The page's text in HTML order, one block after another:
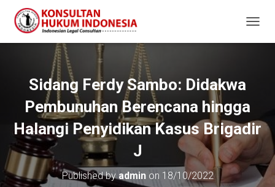
O
V
I
I
Sidang Ferdy Sambo: Didakwa
Pembunuhan Berencana hingga
Halangi Penyidikan Kasus Brigadir
J
Published byadminon 18/10/2022